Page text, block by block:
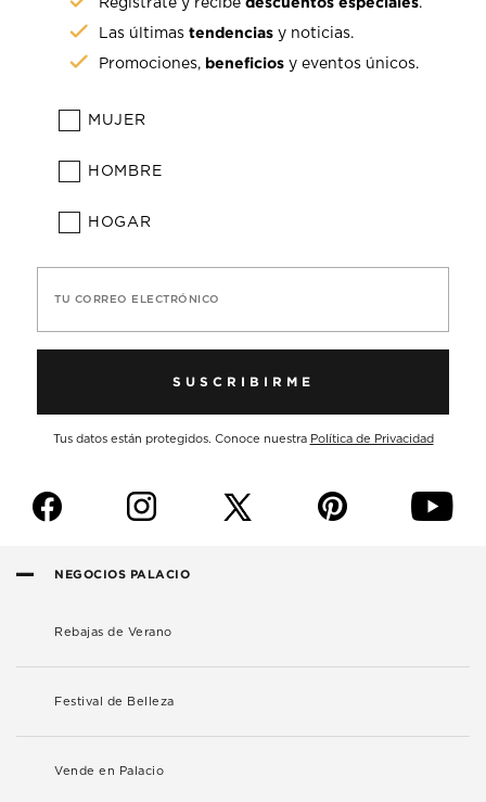
Regístrate y recibe
.
Las últimastendencias y noticias.
Promociones, beneficios y eventos únicos.
MUJER
HOMBRE
HOGAR
TU CORREO ELECTRÓNICO
SUSCRIBIRME
Tus datos están protegidos. Conoce nuestra Política de Privacidad
f i p y
NEGOCIOS PALACIO
Rebajas de Verano
Festival de Belleza
Vende en Palacio